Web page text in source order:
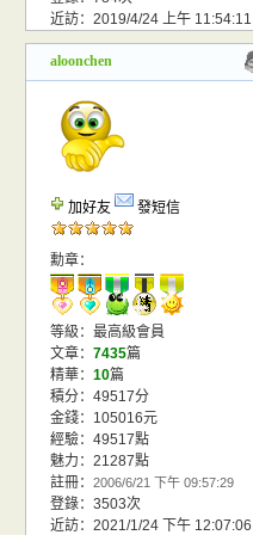
近訪：2019/4/24 上午 11:54:11
aloonchen
加好友 發短信
勳章：
等級：最高級會員
文章： 7435篇
精華： 10篇
積分：49517分
金錢：105016元
經驗：49517點
魅力：21287點
註冊：
2006/6/21 下午 09:57:29
登錄：3503次
近訪：2021/1/24 下午 12:07:06